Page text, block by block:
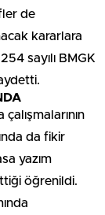
de
kararlara
sayılı BMGK
da fikir
yazım
öğrenildi.